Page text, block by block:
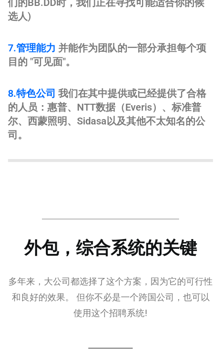
们的BB.DD时，我们正在寻找可能适合你的候
选人)
7.管理能力 并能作为团队的一部分承担每个项
目的 "可见面"。
8.特色公司 我们在其中提供或已经提供了合格
的人员：惠普、NTT数据（Everis）、标准普
尔、西蒙照明、Sidasa以及其他不太知名的公
司。
外包，综合系统的关键
多年来，大公司都选择了这个方案，因为它的可行性
和良好的效果。 但你不必是一个跨国公司，也可以
使用这个招聘系统!